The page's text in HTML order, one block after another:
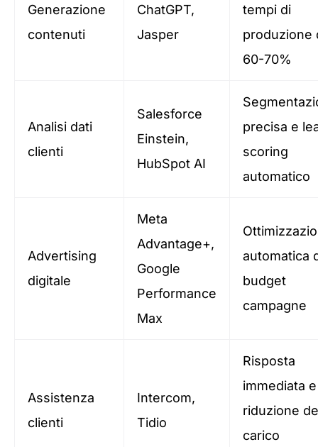
Generazione
contenuti
ChatGPT,
Jasper
tempi di
produzione
60-70%
Analisi dati
clienti
Salesforce
Einstein,
HubSpot AI
precisa e
scoring
automatico
Advertising
digitale
Meta
Advantage+,
Google
Performance
Max
automatica
budget
campagne
Assistenza
clienti
Intercom,
Tidio
Risposta
immediata e
riduzione
carico